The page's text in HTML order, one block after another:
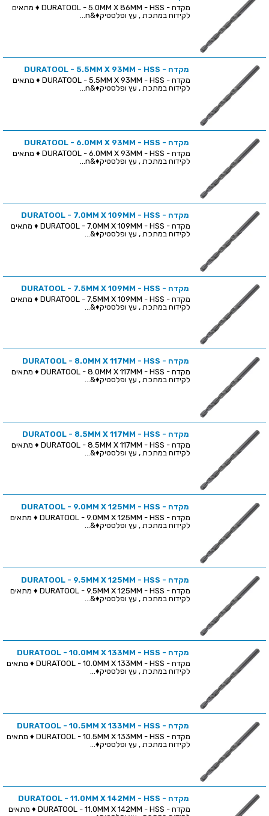
מקדח - DURATOOL - 5.0MM X 86MM - HSS ♦ מתאים
לקידוח במתכת , עץ ופלסטיק♦&n...
מקדח - DURATOOL - 5.5MM X 93MM - HSS
מקדח - DURATOOL - 5.5MM X 93MM - HSS ♦ מתאים
לקידוח במתכת , עץ ופלסטיק♦&n...
מקדח - DURATOOL - 6.0MM X 93MM - HSS
מקדח - DURATOOL - 6.0MM X 93MM - HSS ♦ מתאים
לקידוח במתכת , עץ ופלסטיק♦&n...
מקדח - DURATOOL - 7.0MM X 109MM - HSS
מקדח - DURATOOL - 7.0MM X 109MM - HSS ♦ מתאים
לקידוח במתכת , עץ ופלסטיק♦&...
מקדח - DURATOOL - 7.5MM X 109MM - HSS
מקדח - DURATOOL - 7.5MM X 109MM - HSS ♦ מתאים
לקידוח במתכת , עץ ופלסטיק♦&...
מקדח - DURATOOL - 8.0MM X 117MM - HSS
מקדח - DURATOOL - 8.0MM X 117MM - HSS ♦ מתאים
לקידוח במתכת , עץ ופלסטיק♦&...
מקדח - DURATOOL - 8.5MM X 117MM - HSS
מקדח - DURATOOL - 8.5MM X 117MM - HSS ♦ מתאים
לקידוח במתכת , עץ ופלסטיק♦&...
מקדח - DURATOOL - 9.0MM X 125MM - HSS
מקדח - DURATOOL - 9.0MM X 125MM - HSS ♦ מתאים
לקידוח במתכת , עץ ופלסטיק♦&...
מקדח - DURATOOL - 9.5MM X 125MM - HSS
מקדח - DURATOOL - 9.5MM X 125MM - HSS ♦ מתאים
לקידוח במתכת , עץ ופלסטיק♦&...
מקדח - DURATOOL - 10.0MM X 133MM - HSS
מקדח - DURATOOL - 10.0MM X 133MM - HSS ♦ מתאים
לקידוח במתכת , עץ ופלסטיק♦...
מקדח - DURATOOL - 10.5MM X 133MM - HSS
מקדח - DURATOOL - 10.5MM X 133MM - HSS ♦ מתאים
לקידוח במתכת , עץ ופלסטיק♦...
מקדח - DURATOOL - 11.0MM X 142MM - HSS
מקדח - DURATOOL - 11.0MM X 142MM - HSS ♦ מתאים